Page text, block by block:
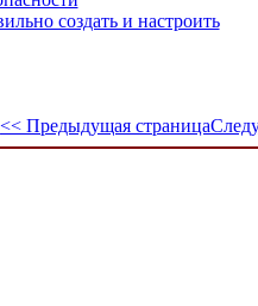
создать и настроить
<< Предыдущая страница